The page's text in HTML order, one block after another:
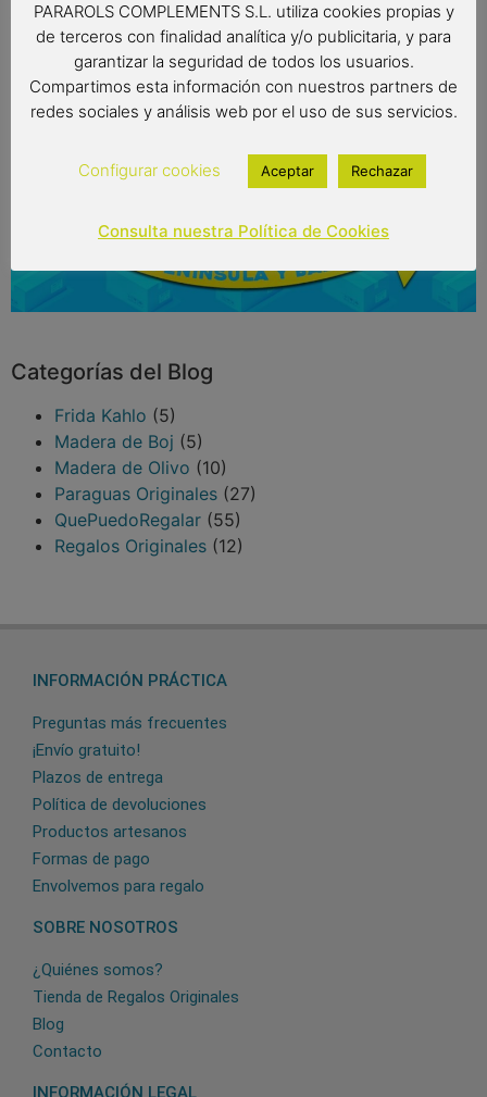
Y muchos más regalos originales que te sorprenderán. Y con
gastos de envío GRATIS !!!
Categorías del Blog
Frida Kahlo (5)
Madera de Boj (5)
Madera de Olivo (10)
Paraguas Originales (27)
QuePuedoRegalar (55)
Regalos Originales (12)
INFORMACIÓN PRÁCTICA
Preguntas más frecuentes
¡Envío gratuito!
Plazos de entrega
Política de devoluciones
Productos artesanos
Formas de pago
Envolvemos para regalo
SOBRE NOSOTROS
¿Quiénes somos?
Tienda de Regalos Originales
Blog
Contacto
INFORMACIÓN LEGAL
PARAROLS COMPLEMENTS S.L. utiliza cookies propias y
de terceros con finalidad analítica y/o publicitaria, y para
garantizar la seguridad de todos los usuarios.
Compartimos esta información con nuestros partners de
redes sociales y análisis web por el uso de sus servicios.
Configurar cookies Aceptar Rechazar
Consulta nuestra Política de Cookies